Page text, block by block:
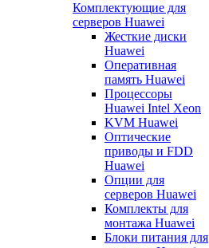
Комплектующие для
серверов Huawei
Жесткие диски
Huawei
Оперативная
память Huawei
Процессоры
Huawei Intel Xeon
KVM Huawei
Оптические
приводы и FDD
Huawei
Опции для
серверов Huawei
Комплекты для
монтажа Huawei
Блоки питания для